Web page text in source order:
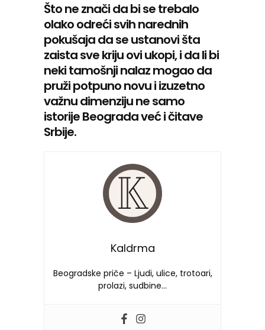
Što ne znači da bi se trebalo
olako odreći svih narednih
pokušaja da se ustanovi šta
zaista sve kriju ovi ukopi, i da li bi
neki tamošnji nalaz mogao da
pruži potpuno novu i izuzetno
važnu dimenziju ne samo
istorije Beograda već i čitave
Srbije.
Kaldrma
Beogradske priče – Ljudi, ulice, trotoari,
prolazi, sudbine…